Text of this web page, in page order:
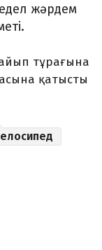
жәрдем
тұрағына
қатысты